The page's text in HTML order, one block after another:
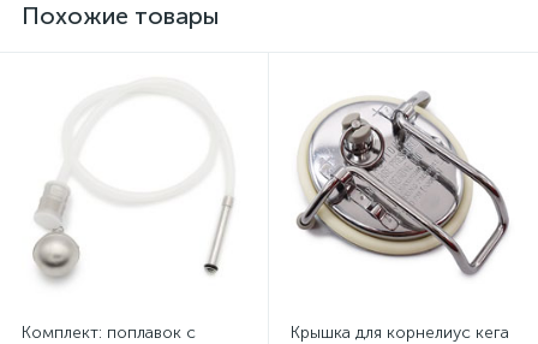
Похожие товары
Комплект: поплавок с
Крышка для корнелиус кега